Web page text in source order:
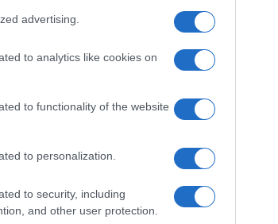
advertising.
to analytics like cookies on
to functionality of the website
to personalization.
to security, including
and other user protection.
drasticamente
creando